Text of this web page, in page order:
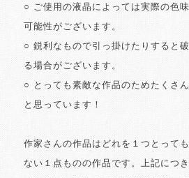
○ ご使用の液晶によっては実際の色
可能性がございます。
○ 鋭利なもので引っ掛けたりすると
る場合がございます。
○ とっても素敵な作品のためたくさ
と思っています！
作家さんの作品はどれを１つとって
ない１点ものの作品です。上記につ